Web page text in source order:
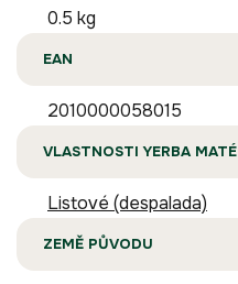
0.5 kg
EAN
2010000058015
VLASTNOSTI YERBA MATÉ
Listové (despalada)
ZEMĚ PŮVODU